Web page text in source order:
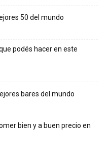
50 del mundo
podés hacer en este
bares del mundo
bien y a buen precio en